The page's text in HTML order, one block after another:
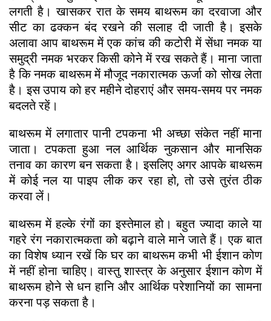
लगती है। खासकर रात के समय बाथरूम का दरवाजा और
सीट का ढक्कन बंद रखने की सलाह दी जाती है। इसके
अलावा आप बाथरूम में एक कांच की कटोरी में सेंधा नमक या
समुद्री नमक भरकर किसी कोने में रख सकते हैं। माना जाता
है कि नमक बाथरूम में मौजूद नकारात्मक ऊर्जा को सोख लेता
है। इस उपाय को हर महीने दोहराएं और समय-समय पर नमक
बदलते रहें।
बाथरूम में लगातार पानी टपकना भी अच्छा संकेत नहीं माना
जाता। टपकता हुआ नल आर्थिक नुकसान और मानसिक
तनाव का कारण बन सकता है। इसलिए अगर आपके बाथरूम
में कोई नल या पाइप लीक कर रहा हो, तो उसे तुरंत ठीक
करवा लें।
बाथरूम में हल्के रंगों का इस्तेमाल हो। बहुत ज्यादा काले या
गहरे रंग नकारात्मकता को बढ़ाने वाले माने जाते हैं। एक बात
का विशेष ध्यान रखें कि घर का बाथरूम कभी भी ईशान कोण
में नहीं होना चाहिए। वास्तु शास्त्र के अनुसार ईशान कोण में
बाथरूम होने से धन हानि और आर्थिक परेशानियों का सामना
करना पड़ सकता है।